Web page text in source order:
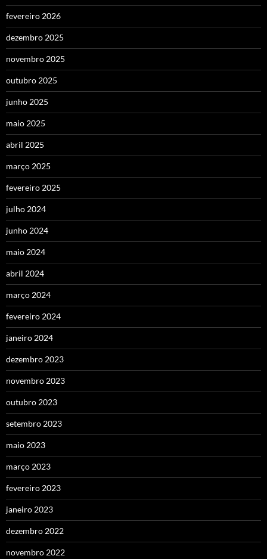
fevereiro 2026
dezembro 2025
novembro 2025
outubro 2025
junho 2025
maio 2025
abril 2025
março 2025
fevereiro 2025
julho 2024
junho 2024
maio 2024
abril 2024
março 2024
fevereiro 2024
janeiro 2024
dezembro 2023
novembro 2023
outubro 2023
setembro 2023
maio 2023
março 2023
fevereiro 2023
janeiro 2023
dezembro 2022
novembro 2022